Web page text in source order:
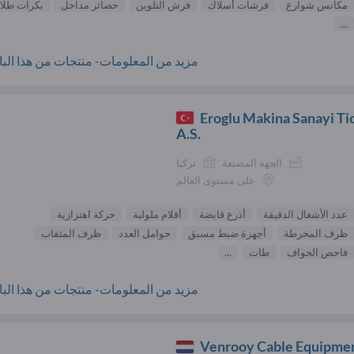
مكانس شوارع
فرشات أسلاك فرش التلوين حصائر مداخل
بكرات
...
مزيد من المعلومات- منتجات من هذا
Eroglu Makina Sanayi
A.S.
الجهة المصنعة
تركيا
على مستوى العالم
عدد الأشغال الدقيقة أذرع قابضة أقلام ملولبة
حركة اهتزازية
ظرف المخرطة
أجهزة ضبط مسبق حوامل العدد
ظرف المثقاب
فاحص الحواف
طات ...
مزيد من المعلومات- منتجات من هذا
Venrooy Cable